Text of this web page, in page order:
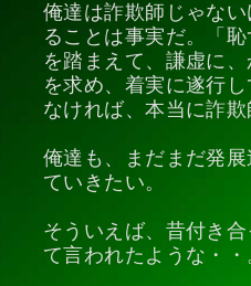
俺達は詐欺師じゃな
ることは事実だ。「
を踏まえて、謙虚に
を求め、着実に遂行
なければ、本当に詐
俺達も、まだまだ発
ていきたい。
そういえば、昔付き
て言われたような・・